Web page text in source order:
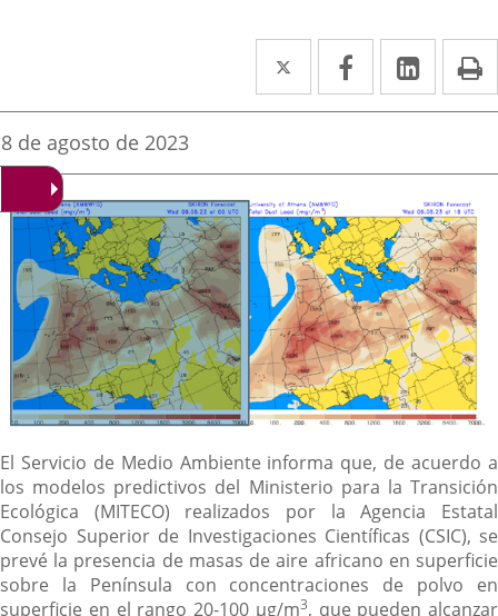
Twitter
Enlace
a
aplicación
externa.
Facebook
Enlace
a
aplicación
externa.
Enlace
a
Fecha
de
noticia
8 de agosto de 2023
Descripción
El Servicio de Medio Ambiente informa que, de acuerdo a
los modelos predictivos del Ministerio para la Transición
Ecológica (MITECO) realizados por la Agencia Estatal
Consejo Superior de Investigaciones Científicas (CSIC), se
prevé la presencia de masas de aire africano en superficie
sobre la Península con concentraciones de polvo en
superficie en el rango 20-100 µg/m3, que pueden alcanzar